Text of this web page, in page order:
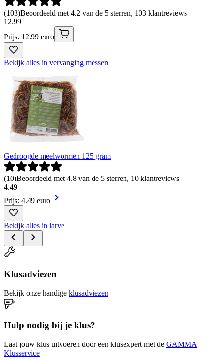
(103)Beoordeeld met 4.2 van de 5 sterren, 103 klantreviews
12.99
Prijs: 12.99 euro
Bekijk alles in vervanging messen
Gedroogde meelwormen 125 gram
(10)Beoordeeld met 4.8 van de 5 sterren, 10 klantreviews
4.49
Prijs: 4.49 euro
Bekijk alles in larve
Klusadviezen
Bekijk onze handige klusadviezen
Hulp nodig bij je klus?
Laat jouw klus uitvoeren door een klusexpert met de GAMMA
Klusservice